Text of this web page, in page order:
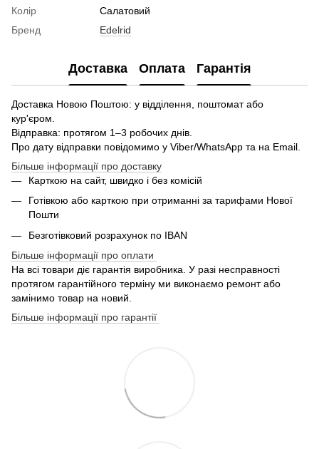
Колір
Салатовий
Бренд
Edelrid
Доставка Оплата Гарантія
Доставка Новою Поштою: у відділення, поштомат або
кур'єром.
Відправка: протягом 1–3 робочих днів.
Про дату відправки повідомимо у Viber/WhatsApp та на Email.
Більше інформації про доставку
Карткою на сайт, швидко і без комісій
Готівкою або карткою при отриманні за тарифами Нової
Пошти
Безготівковий розрахунок по IBAN
Більше інформації про оплати
На всі товари діє гарантія виробника. У разі несправності
протягом гарантійного терміну ми виконаємо ремонт або
замінимо товар на новий.
Більше інформації про гарантії